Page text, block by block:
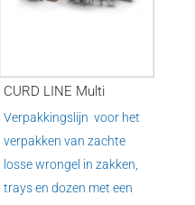
CURD LINE Multi
Verpakkingslijn voor het
verpakken van zachte
losse wrongel in zakken,
trays en dozen met een